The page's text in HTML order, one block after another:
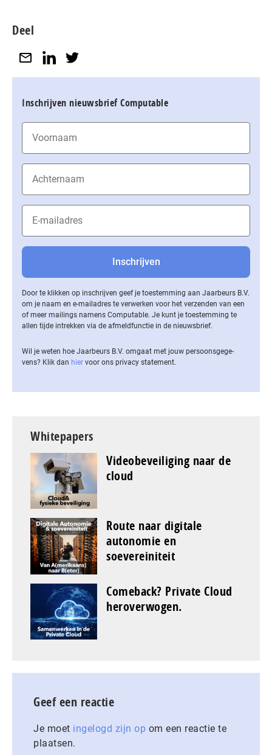
Deel
Inschrijven nieuwsbrief Computable
Door te klikken op inschrijven geef je toestemming aan Jaarbeurs B.V.
om je naam en e-mailadres te verwerken voor het verzenden van een
of meer mailings namens Computable. Je kunt je toestemming te
allen tijde intrekken via de af­meld­func­tie in de nieuwsbrief.
Wil je weten hoe Jaarbeurs B.V. omgaat met jouw per­soons­ge­ge­
vens? Klik dan hier voor ons privacy statement.
Whitepapers
Videobeveiliging naar de
cloud
Route naar digitale
autonomie en
soevereiniteit
Comeback? Private Cloud
heroverwogen.
Geef een reactie
Je moet ingelogd zijn op om een reactie te
plaatsen.